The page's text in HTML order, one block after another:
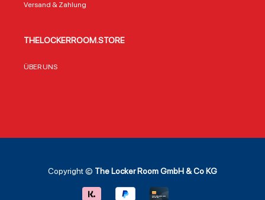
Versand & Zahlung
THELOCKERROOM.STORE
ÜBER UNS
Copyright © The Locker Room GmbH & Co KG